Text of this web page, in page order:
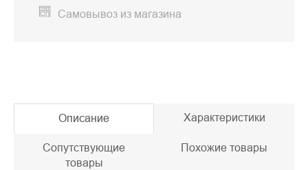
Самовывоз из магазина
Описание Характеристики
Сопутствующие
товары
Похожие товары